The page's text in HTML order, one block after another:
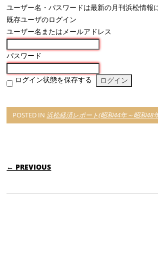
ユーザー名・パスワードは最新の月刊浜松情報
既存ユーザのログイン
ユーザー名またはメールアドレス
パスワード
ログイン状態を保存する
POSTED IN 浜松経済レポート(昭和44年～昭和48
POST NAVIGATION
← PREVIOUS